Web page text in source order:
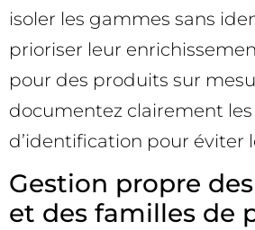
isoler les gammes sans
prioriser leur
pour des produits sur
documentez clairement
d’identification pour éviter
Gestion propre
et des familles de